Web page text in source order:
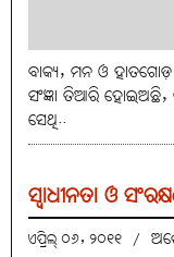
ବାକ୍ୟ, ମନ ଓ
ସଂଜ୍ଞା ତିଆରି ହୋଇଅଛି,
ସେଥି..
ସ୍ବାଧୀନତା ଓ
ଏପ୍ରିଲ୍ ୦୬, ୨୦୧୧ /